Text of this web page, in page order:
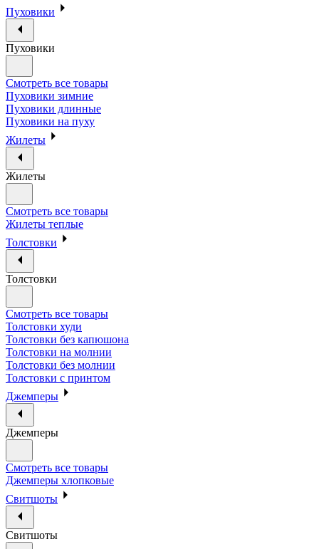
Пуховики
Пуховики
Смотреть все товары
Пуховики зимние
Пуховики длинные
Пуховики на пуху
Жилеты
Жилеты
Смотреть все товары
Жилеты теплые
Толстовки
Толстовки
Смотреть все товары
Толстовки худи
Толстовки без капюшона
Толстовки на молнии
Толстовки без молнии
Толстовки с принтом
Джемперы
Джемперы
Смотреть все товары
Джемперы хлопковые
Свитшоты
Свитшоты